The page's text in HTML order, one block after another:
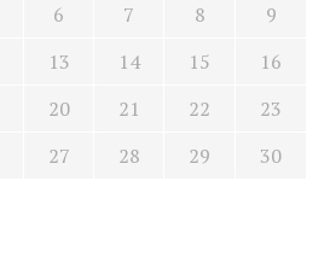
6 7 8
9
13 14 15
16
20 21 22
23
27 28 29
30